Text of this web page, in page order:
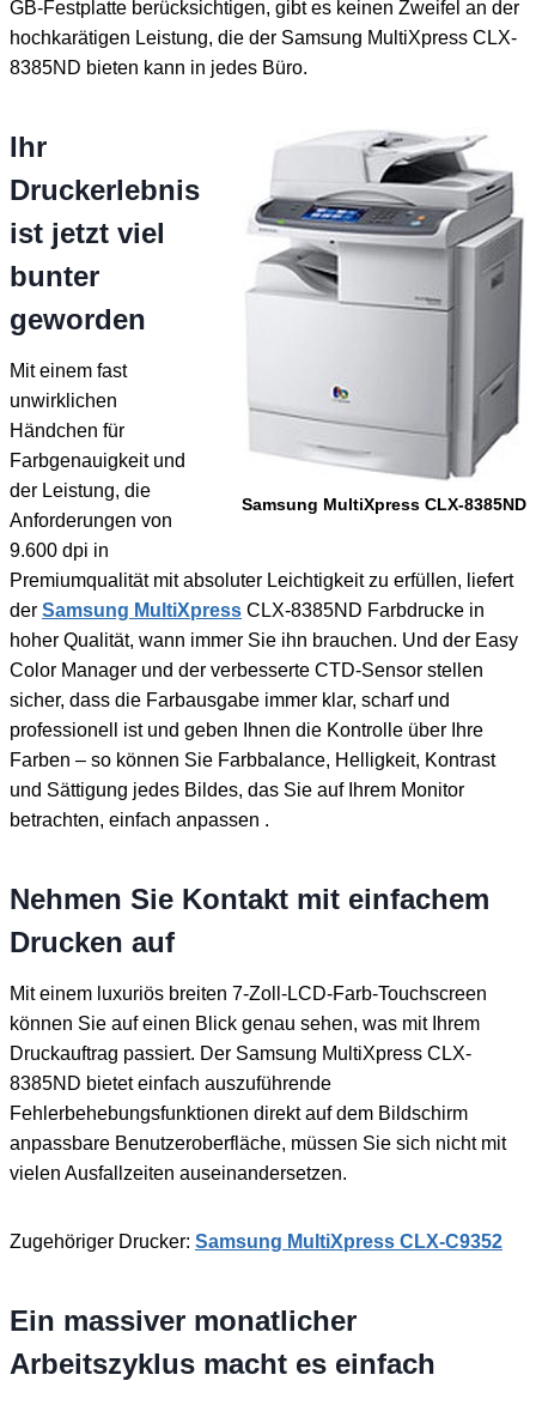
GB-Festplatte berücksichtigen, gibt es keinen Zweifel an der
hochkarätigen Leistung, die der Samsung MultiXpress CLX-
8385ND bieten kann in jedes Büro.
Samsung MultiXpress CLX-8385ND
Ihr
Druckerlebnis
ist jetzt viel
bunter
geworden
Mit einem fast
unwirklichen
Händchen für
Farbgenauigkeit und
der Leistung, die
Anforderungen von
9.600 dpi in
Premiumqualität mit absoluter Leichtigkeit zu erfüllen, liefert
der Samsung MultiXpress CLX-8385ND Farbdrucke in
hoher Qualität, wann immer Sie ihn brauchen. Und der Easy
Color Manager und der verbesserte CTD-Sensor stellen
sicher, dass die Farbausgabe immer klar, scharf und
professionell ist und geben Ihnen die Kontrolle über Ihre
Farben – so können Sie Farbbalance, Helligkeit, Kontrast
und Sättigung jedes Bildes, das Sie auf Ihrem Monitor
betrachten, einfach anpassen .
Nehmen Sie Kontakt mit einfachem
Drucken auf
Mit einem luxuriös breiten 7-Zoll-LCD-Farb-Touchscreen
können Sie auf einen Blick genau sehen, was mit Ihrem
Druckauftrag passiert. Der Samsung MultiXpress CLX-
8385ND bietet einfach auszuführende
Fehlerbehebungsfunktionen direkt auf dem Bildschirm
anpassbare Benutzeroberfläche, müssen Sie sich nicht mit
vielen Ausfallzeiten auseinandersetzen.
Zugehöriger Drucker: Samsung MultiXpress CLX-C9352
Ein massiver monatlicher
Arbeitszyklus macht es einfach